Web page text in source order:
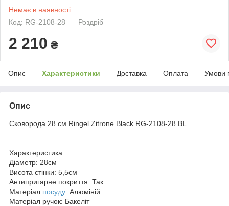
Немає в наявності
Код: RG-2108-28
Роздріб
2 210 ₴
Опис Характеристики Доставка Оплата Умови
Опис
Сковорода 28 см Ringel Zitrone Black RG-2108-28 BL
Характеристика:
Діаметр: 28см
Висота стінки: 5,5см
Антипригарне покриття: Так
Матеріал посуду: Алюміній
Матеріал ручок: Бакеліт